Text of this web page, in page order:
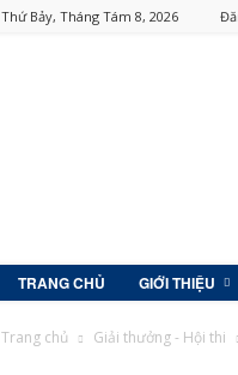
Thứ Bảy, Tháng Tám 8, 2026
TRANG CHỦ GIỚI THIỆU
Trang chủ Giải thưởng - Hội thi